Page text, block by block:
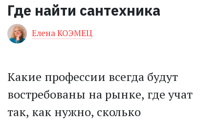
Где найти сантехника
Елена КОЭМЕЦ
Какие профессии всегда будут
востребованы на рынке, где учат
так, как нужно, сколько